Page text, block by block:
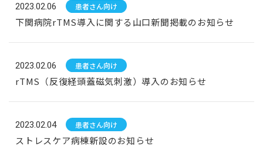
2023.02.06 患者さん向け
下関病院rTMS導入に関する山口新聞掲載のお知らせ
2023.02.06 患者さん向け
rTMS（反復経頭蓋磁気刺激）導入のお知らせ
2023.02.04 患者さん向け
ストレスケア病棟新設のお知らせ